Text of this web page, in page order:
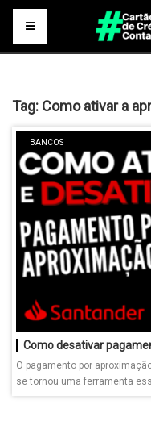
Tag: Como ativar a
BANCOS
O pagamento por
se tornou uma ferramenta